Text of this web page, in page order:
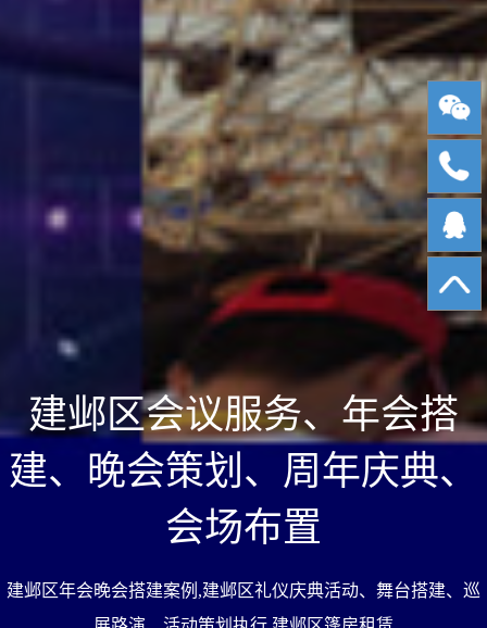
建邺区会议服务、年会
建、晚会策划、周年庆
会场布置
建邺区年会晚会搭建案例,建邺区礼仪庆典活动、舞台